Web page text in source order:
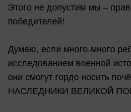
Этого не допустим мы –
победителей!
Думаю, если много-много
исследованием военной
они смогут гордо носить
НАСЛЕДНИКИ ВЕЛИКОЙ